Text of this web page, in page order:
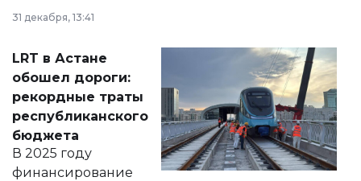
города на 2026–
2028 годы.
документ
появился в базе
нормативных
правовых актов и
на сайте маслихат
города.
31 декабря, 13:41
LRT в Астане
обошел дороги:
рекордные траты
республиканского
бюджета
В 2025 году
финансирование